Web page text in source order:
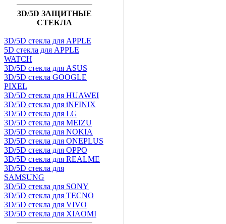
3D/5D ЗАЩИТНЫЕ
СТЕКЛА
3D/5D стекла для APPLE
5D стекла для APPLE
WATCH
3D/5D стекла для ASUS
3D/5D стекла GOOGLE
PIXEL
3D/5D стекла для HUAWEI
3D/5D стекла для iNFINIX
3D/5D стекла для LG
3D/5D стекла для MEIZU
3D/5D стекла для NOKIA
3D/5D стекла для ONEPLUS
3D/5D стекла для OPPO
3D/5D стекла для REALME
3D/5D стекла для
SAMSUNG
3D/5D стекла для SONY
3D/5D стекла для TECNO
3D/5D стекла для VIVO
3D/5D стекла для XIAOMI